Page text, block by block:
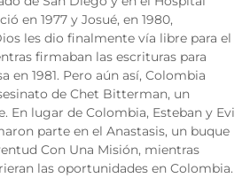
en 1977 y Josué, en 1980,
les dio finalmente vía libre para el
firmaban las escrituras para
en 1981. Pero aún así, Colombia
de Chet Bitterman, un
En lugar de Colombia, Esteban y Evi
parte en el Anastasis, un buque
Con Una Misión, mientras
las oportunidades en Colombia.